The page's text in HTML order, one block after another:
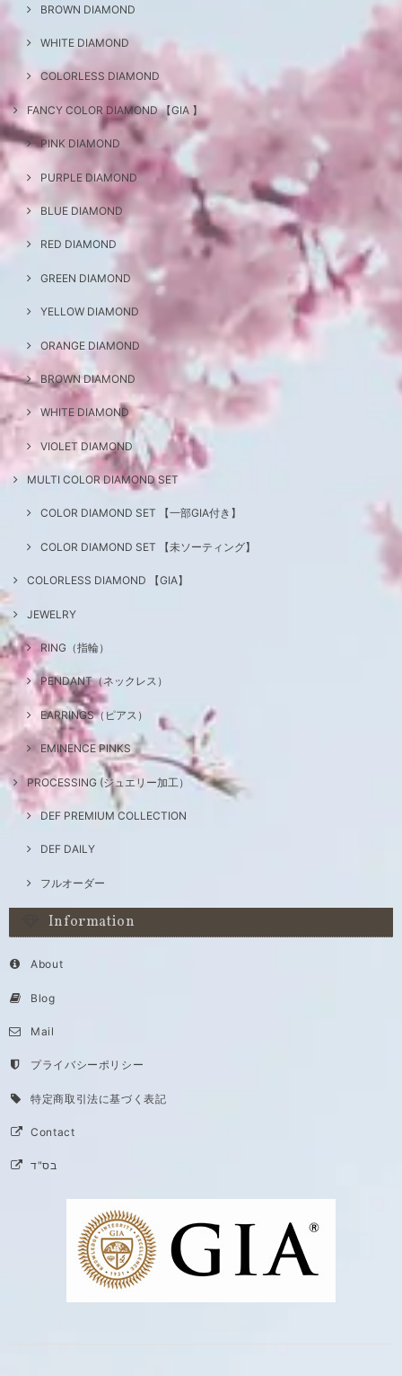
BROWN DIAMOND
WHITE DIAMOND
COLORLESS DIAMOND
FANCY COLOR DIAMOND 【GIA 】
PINK DIAMOND
PURPLE DIAMOND
BLUE DIAMOND
RED DIAMOND
GREEN DIAMOND
YELLOW DIAMOND
ORANGE DIAMOND
BROWN DIAMOND
WHITE DIAMOND
VIOLET DIAMOND
MULTI COLOR DIAMOND SET
COLOR DIAMOND SET 【一部GIA付き】
COLOR DIAMOND SET 【未ソーティング】
COLORLESS DIAMOND 【GIA】
JEWELRY
RING（指輪）
PENDANT（ネックレス）
EARRINGS（ピアス）
EMINENCE PINKS
PROCESSING (ジュエリー加工）
DEF PREMIUM COLLECTION
DEF DAILY
フルオーダー
Information
About
Blog
Mail
プライバシーポリシー
特定商取引法に基づく表記
Contact
בס"ד